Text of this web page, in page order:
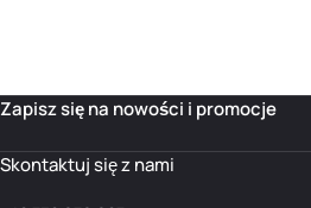
Zapisz się na nowości i promocje
Skontaktuj się z nami